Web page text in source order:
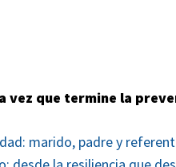
vez que termine la
marido, padre y